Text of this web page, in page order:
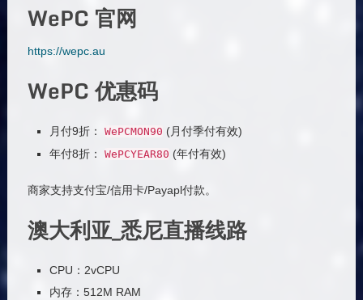
WePC 官网
https://wepc.au
WePC 优惠码
月付9折： WePCMON90 (月付季付有效)
年付8折： WePCYEAR80 (年付有效)
商家支持支付宝/信用卡/Payapl付款。
澳大利亚_悉尼直播线路
CPU：2vCPU
内存：512M RAM